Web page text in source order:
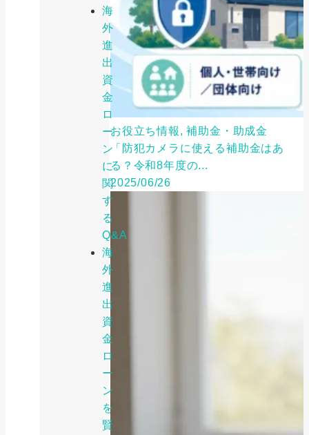
海
外
進
出
資
金
ロ
ー
ン
に
関
す
る
Q&A
海
外
進
出
資
金
ロ
ー
ン
を
賢
お役立ち情報, 補助金・助成金
「防犯カメラに使える補助金はあ
る？令和8年度の...
2025/06/26